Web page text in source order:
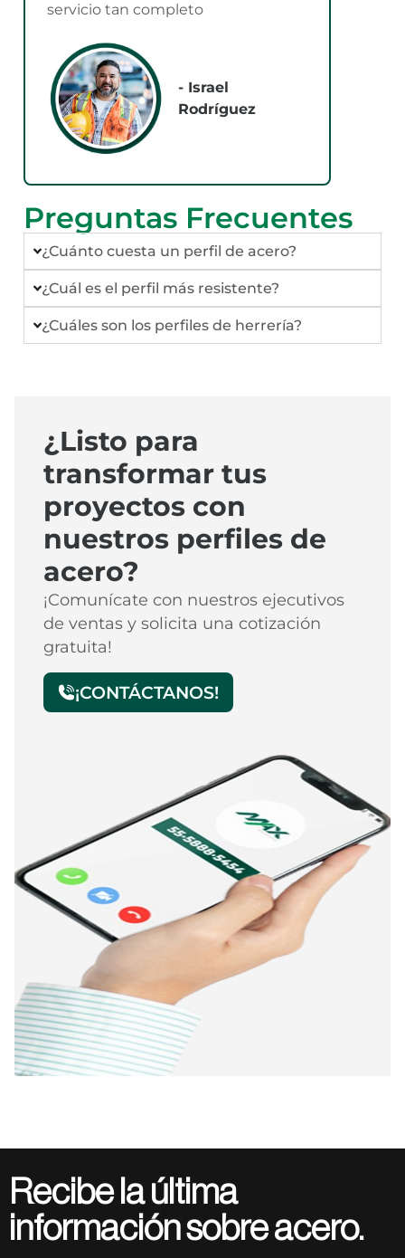
servicio tan completo
- Israel
Rodríguez
Preguntas Frecuentes
¿Cuánto cuesta un perfil de acero?
¿Cuál es el perfil más resistente?
¿Cuáles son los perfiles de herrería?
¿Listo para
transformar tus
proyectos con
nuestros perfiles de
acero?
¡Comunícate con nuestros ejecutivos
de ventas y solicita una cotización
gratuita!
¡CONTÁCTANOS!
Recibe la última
información sobre acero.